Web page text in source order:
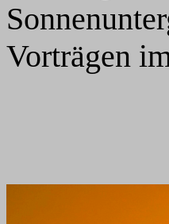
Vorträgen